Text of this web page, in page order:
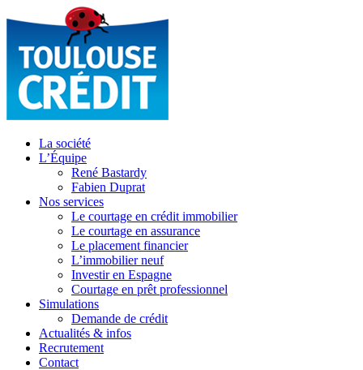
La société
L’Équipe
René Bastardy
Fabien Duprat
Nos services
Le courtage en crédit immobilier
Le courtage en assurance
Le placement financier
L’immobilier neuf
Investir en Espagne
Courtage en prêt professionnel
Simulations
Demande de crédit
Actualités & infos
Recrutement
Contact